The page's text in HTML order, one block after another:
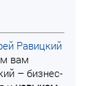
Равицкий
вам
– бизнес-